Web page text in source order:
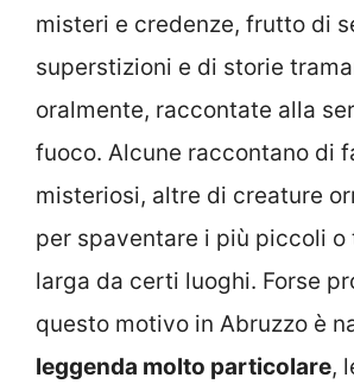
misteri e credenze, frutto di
superstizioni e di storie
oralmente, raccontate alla
fuoco. Alcune raccontano di
misteriosi, altre di creature
per spaventare i più piccoli o
larga da certi luoghi. Forse
questo motivo in Abruzzo è
leggenda molto particolare,